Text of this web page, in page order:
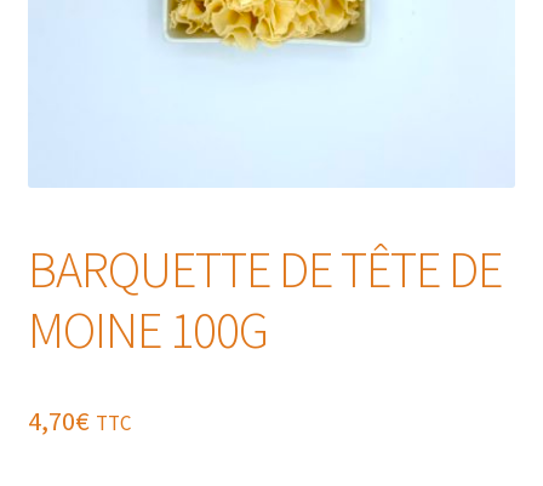
BARQUETTE DE TÊTE DE
MOINE 100G
4,70€ TTC